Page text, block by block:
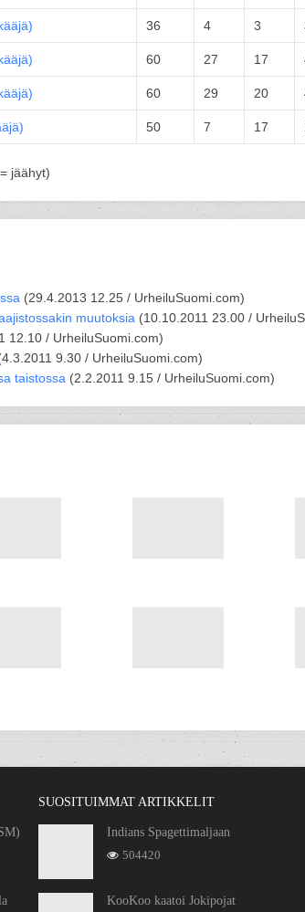
) 36 4 3
) 60 27 17
) 60 29 20
) 50 7 17
jäähyt)
(29.4.2013 12.25 / UrheiluSuomi.com)
muutoksia (10.10.2011 23.00 /
12.10 / UrheiluSuomi.com)
4.3.2011 9.30 / UrheiluSuomi.com)
taistossa (2.2.2011 9.15 / UrheiluSuomi.com)
SUOSITUIMMAT ARTIKKELIT
Indians Spagettimaljaan
504420
KooKoo kaatoi Jokipojat